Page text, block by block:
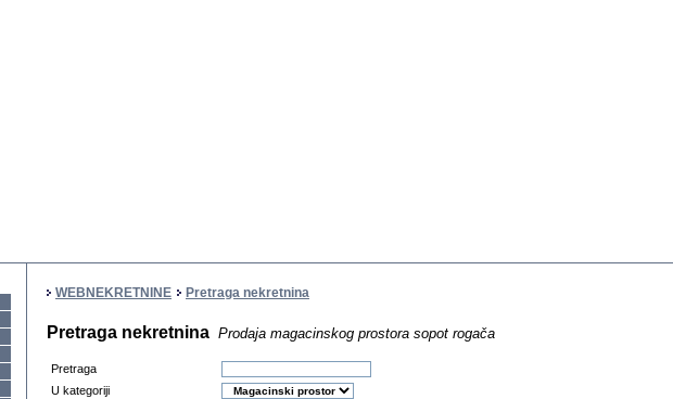
WEBNEKRETNINE Pretraga nekretnina
Pretraga nekretnina Prodaja magacinskog prostora sopot rogača
Pretraga
U kategoriji